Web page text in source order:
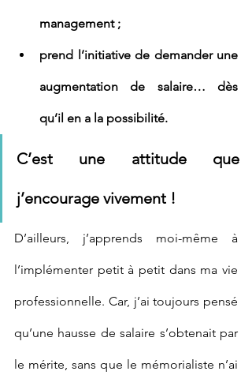
management ;
prend l’initiative de demander une
augmentation de salaire… dès
qu’il en a la possibilité.
C’est une attitude que
j’encourage vivement !
D’ailleurs, j’apprends moi-même à
l’implémenter petit à petit dans ma vie
professionnelle. Car, j’ai toujours pensé
qu’une hausse de salaire s’obtenait par
le mérite, sans que le mémorialiste n’ai